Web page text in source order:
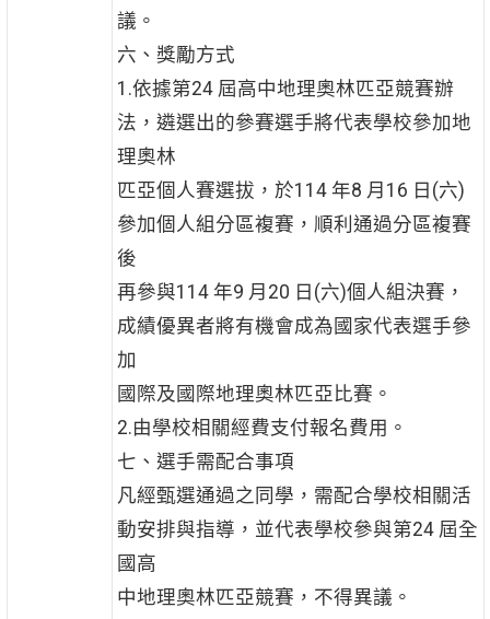
議。
六、獎勵方式
1.依據第24 屆高中地理奧林匹亞競賽辦
法，遴選出的參賽選手將代表學校參加地
理奧林
匹亞個人賽選拔，於114 年8 月16 日(六)
參加個人組分區複賽，順利通過分區複賽
後
再參與114 年9 月20 日(六)個人組決賽，
成績優異者將有機會成為國家代表選手參
加
國際及國際地理奧林匹亞比賽。
2.由學校相關經費支付報名費用。
七、選手需配合事項
凡經甄選通過之同學，需配合學校相關活
動安排與指導，並代表學校參與第24 屆全
國高
中地理奧林匹亞競賽，不得異議。